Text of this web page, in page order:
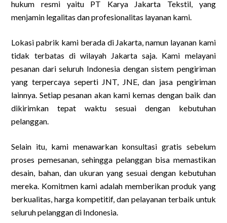
hukum resmi yaitu PT Karya Jakarta Tekstil, yang
menjamin legalitas dan profesionalitas layanan kami.
Lokasi pabrik kami berada di Jakarta, namun layanan kami
tidak terbatas di wilayah Jakarta saja. Kami melayani
pesanan dari seluruh Indonesia dengan sistem pengiriman
yang terpercaya seperti JNT, JNE, dan jasa pengiriman
lainnya. Setiap pesanan akan kami kemas dengan baik dan
dikirimkan tepat waktu sesuai dengan kebutuhan
pelanggan.
Selain itu, kami menawarkan konsultasi gratis sebelum
proses pemesanan, sehingga pelanggan bisa memastikan
desain, bahan, dan ukuran yang sesuai dengan kebutuhan
mereka. Komitmen kami adalah memberikan produk yang
berkualitas, harga kompetitif, dan pelayanan terbaik untuk
seluruh pelanggan di Indonesia.